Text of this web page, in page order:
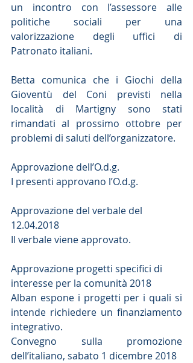
un incontro con l’assessore alle
politiche sociali per una
valorizzazione degli uffici di
Patronato italiani.
Betta comunica che i Giochi della
Gioventù del Coni previsti nella
località di Martigny sono stati
rimandati al prossimo ottobre per
problemi di saluti dell’organizzatore.
Approvazione dell’O.d.g.
I presenti approvano l’O.d.g.
Approvazione del verbale del
12.04.2018
Il verbale viene approvato.
Approvazione progetti specifici di
interesse per la comunità 2018
Alban espone i progetti per i quali si
intende richiedere un finanziamento
integrativo.
Convegno sulla promozione
dell’italiano, sabato 1 dicembre 2018